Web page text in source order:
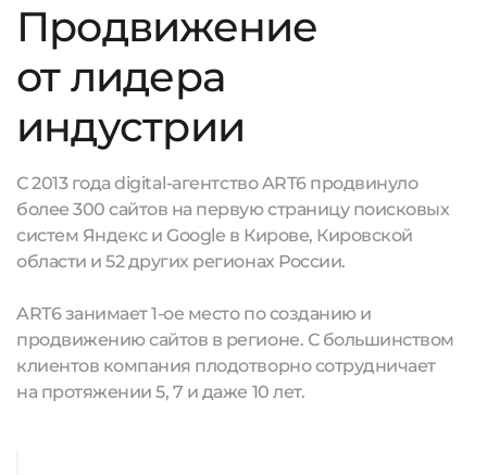
Продвижение
от лидера
индустрии
С 2013 года digital-агентство ART6 продвинуло
более 300 сайтов на первую страницу поисковых
систем Яндекс и Google в Кирове, Кировской
области и 52 других регионах России.
ART6 занимает 1-ое место по созданию и
продвижению сайтов в регионе. С большинством
клиентов компания плодотворно сотрудничает
на протяжении 5, 7 и даже 10 лет.